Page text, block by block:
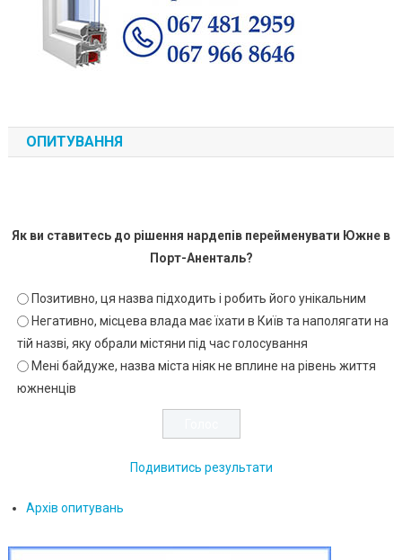
ОПИТУВАННЯ
Як ви ставитесь до рішення нардепів перейменувати Южне в
Порт-Аненталь?
Позитивно, ця назва підходить і робить його унікальним
Негативно, місцева влада має їхати в Київ та наполягати на
тій назві, яку обрали містяни під час голосування
Мені байдуже, назва міста ніяк не вплине на рівень життя
южненців
Подивитись результати
Архів опитувань